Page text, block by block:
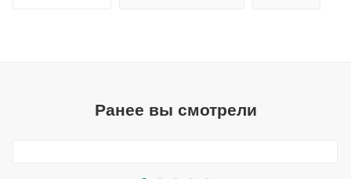
Ранее вы смотрели